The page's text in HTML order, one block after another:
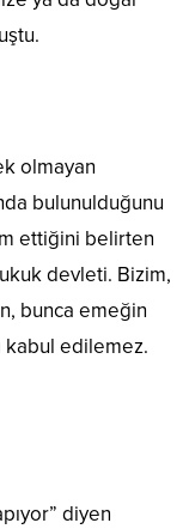
olmayan
bulunulduğunu
ettiğini belirten
devleti. Bizim,
bunca emeğin
kabul edilemez.
diyen